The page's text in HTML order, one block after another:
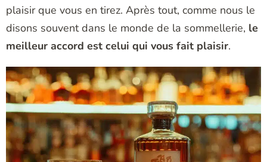
plaisir que vous en tirez. Après tout, comme nous le
disons souvent dans le monde de la sommellerie, le
meilleur accord est celui qui vous fait plaisir.